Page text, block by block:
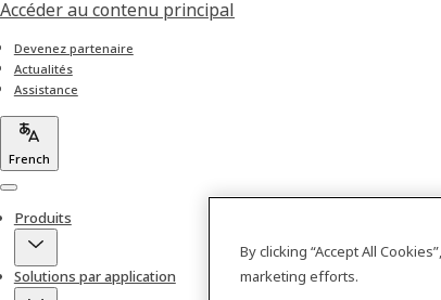
Accéder au contenu principal
Devenez partenaire
Actualités
Assistance
French
Menu
Produits
Solutions par application
By clicking “Accept All
marketing efforts.